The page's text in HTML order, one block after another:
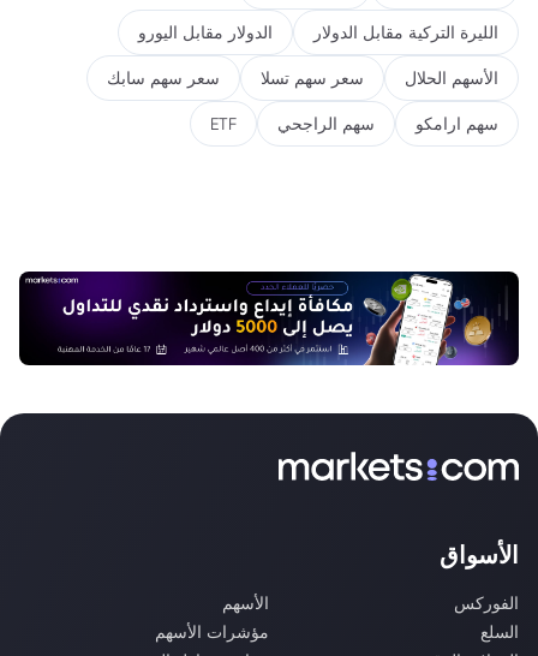
الليرة التركية مقابل الدولار الدولار مقابل اليورو
الأسهم الحلال سعر سهم تسلا سعر سهم سابك
سهم ارامكو سهم الراجحي ETF
الأسواق
الفوركس
الأسهم
السلع
مؤشرات الأسهم